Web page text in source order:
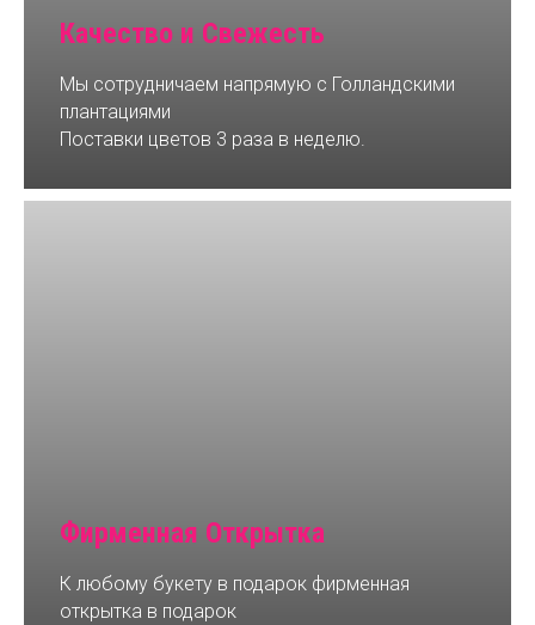
Качество и Свежесть
Мы сотрудничаем напрямую с Голландскими
плантациями
Поставки цветов 3 раза в неделю.
Фирменная Открытка
К любому букету в подарок фирменная
открытка в подарок